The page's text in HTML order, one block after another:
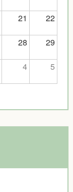
21
22
28
29
4 5